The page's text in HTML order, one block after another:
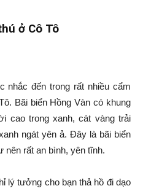
ở Cô Tô
đến trong rất nhiều cẩm
Bãi biển Hồng Vàn có khung
cao trong xanh, cát vàng trải
ngát yên ả. Đây là bãi biển
nên rất an bình, yên tĩnh.
lý tưởng cho bạn thả hồ đi dạo